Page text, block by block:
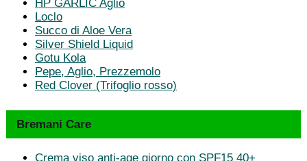
HP GARLIC Aglio
Loclo
Succo di Aloe Vera
Silver Shield Liquid
Gotu Kola
Pepe, Aglio, Prezzemolo
Red Clover (Trifoglio rosso)
Bremani Care
Crema viso anti-age giorno con SPF15 40+